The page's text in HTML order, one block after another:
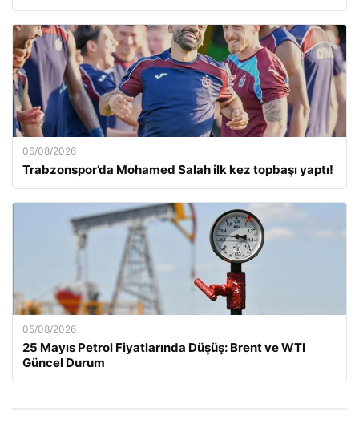
06/08/2026
Trabzonspor’da Mohamed Salah ilk kez topbaşı yaptı!
05/08/2026
25 Mayıs Petrol Fiyatlarında Düşüş: Brent ve WTI
Güncel Durum